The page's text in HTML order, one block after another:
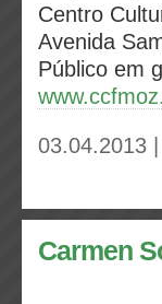
Centro
Avenida
Público em
03.04.2013
Carmen